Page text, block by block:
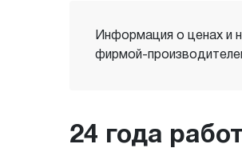
Информация о ценах и
фирмой-
24 года